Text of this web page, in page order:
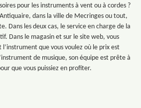
pour les instruments à vent ou à cordes ?
dans la ville de Mecringes ou tout,
Dans les deux cas, le service en charge de la
Dans le magasin et sur le site web, vous
que vous voulez où le prix est
de musique, son équipe est prête à
que vous puissiez en profiter.